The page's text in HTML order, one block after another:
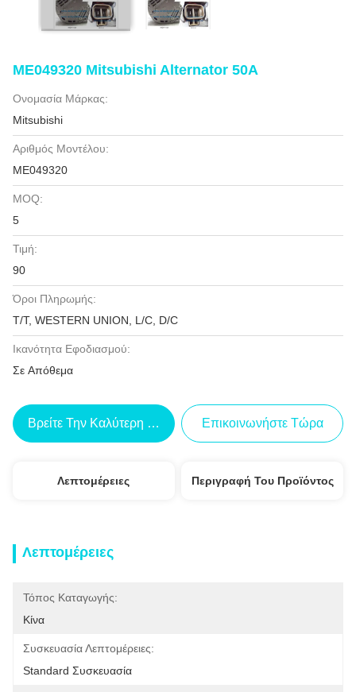
ME049320 Mitsubishi Alternator 50A
Ονομασία Μάρκας:
Mitsubishi
Αριθμός Μοντέλου:
ME049320
MOQ:
5
Τιμή:
90
Όροι Πληρωμής:
T/T, WESTERN UNION, L/C, D/C
Ικανότητα Εφοδιασμού:
Σε Απόθεμα
Βρείτε Την Καλύτερη Τιμή Επικοινωνήστε Τώρα
Λεπτομέρειες Περιγραφή Του Προϊόντος
Λεπτομέρειες
Τόπος Καταγωγής:
Κίνα
Συσκευασία Λεπτομέρειες:
Standard Συσκευασία